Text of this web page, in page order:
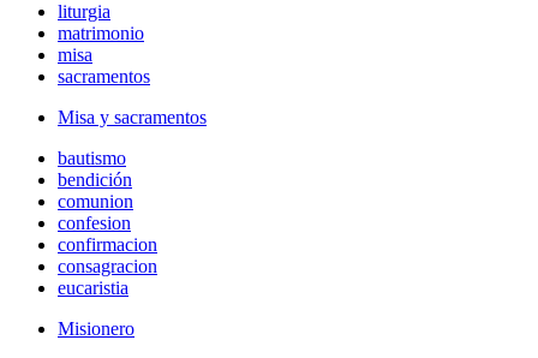
liturgia
matrimonio
misa
sacramentos
Misa y sacramentos
bautismo
bendición
comunion
confesion
confirmacion
consagracion
eucaristia
Misionero